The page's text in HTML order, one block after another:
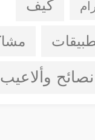
كيف
نصائح وألاعيب